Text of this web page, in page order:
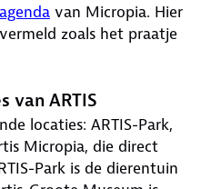
agenda van Micropia. Hier
zoals het praatje
van ARTIS
locaties: ARTIS-Park,
Micropia, die direct
Park is de dierentuin